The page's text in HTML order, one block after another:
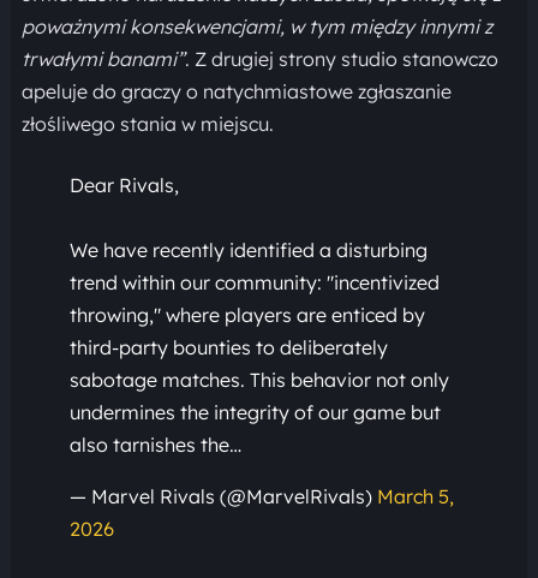
poważnymi konsekwencjami, w tym między innymi z
trwałymi banami”. Z drugiej strony studio stanowczo
apeluje do graczy o natychmiastowe zgłaszanie
złośliwego stania w miejscu.
Dear Rivals,
We have recently identified a disturbing
trend within our community: "incentivized
throwing," where players are enticed by
third-party bounties to deliberately
sabotage matches. This behavior not only
undermines the integrity of our game but
also tarnishes the…
— Marvel Rivals (@MarvelRivals) March 5,
2026